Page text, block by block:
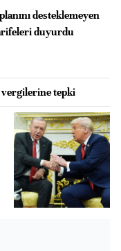
desteklemeyen
duyurdu
tepki